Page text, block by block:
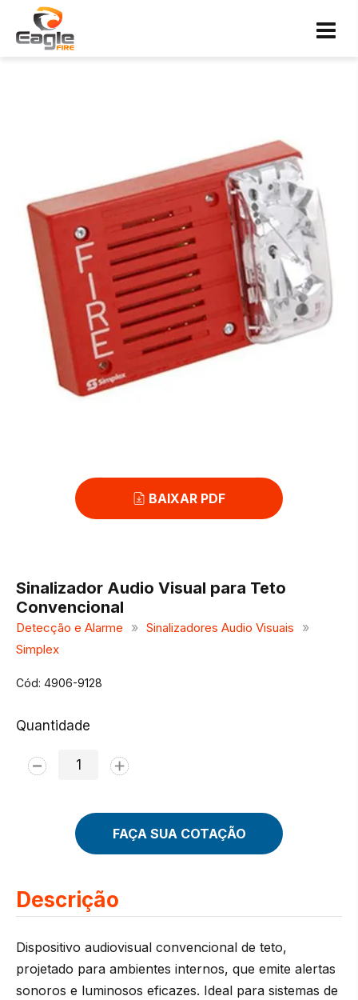
BAIXAR PDF
Sinalizador Audio Visual para Teto
Convencional
Detecção e Alarme » Sinalizadores Audio Visuais »
Simplex
Cód: 4906-9128
Quantidade
FAÇA SUA COTAÇÃO
Descrição
Dispositivo audiovisual convencional de teto,
projetado para ambientes internos, que emite alertas
sonoros e luminosos eficazes. Ideal para sistemas de